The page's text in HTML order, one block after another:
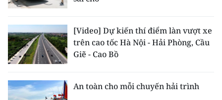
FRANÇAIS
РУССКИЙ
한국어
[Video] Dự kiến thí điểm làn vượt xe
trên cao tốc Hà Nội - Hải Phòng, Cầu
Giẽ - Cao Bồ
An toàn cho mỗi chuyến hải trình